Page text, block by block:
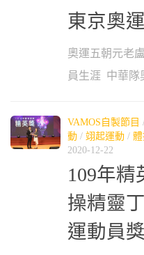
東京奧
奧運五朝元老
員生涯 中華隊
VAMOS自製節目
動 / 翊起運動 /
2020-12-22
109年精
操精靈
運動員獎